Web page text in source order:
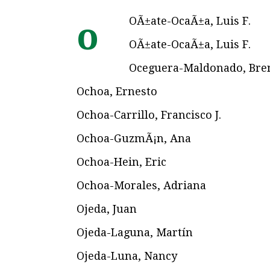
o
OÃ±ate-OcaÃ±a, Luis F.
OÃ±ate-OcaÃ±a, Luis F.
Oceguera-Maldonado,
Ochoa, Ernesto
Ochoa-Carrillo, Francisco J.
Ochoa-GuzmÃ¡n, Ana
Ochoa-Hein, Eric
Ochoa-Morales, Adriana
Ojeda, Juan
Ojeda-Laguna, Martín
Ojeda-Luna, Nancy